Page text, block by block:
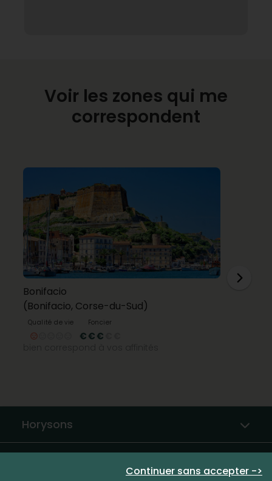
Continuer sans accepter ->
Voir les zones qui me
correspondent
Bonifacio
(Bonifacio, Corse-du-Sud)
Qualité de vie Foncier
Horysons